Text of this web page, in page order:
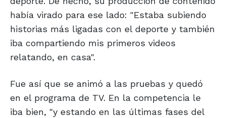
había virado para ese lado: "Estaba subiendo
historias más ligadas con el deporte y también
iba compartiendo mis primeros videos
relatando, en casa".
Fue así que se animó a las pruebas y quedó
en el programa de TV. En la competencia le
iba bien, "y estando en las últimas fases del